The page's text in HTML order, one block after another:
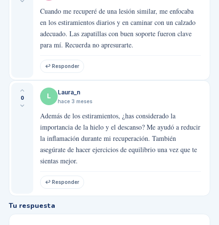
Cuando me recuperé de una lesión similar, me enfocaba
en los estiramientos diarios y en caminar con un calzado
adecuado. Las zapatillas con buen soporte fueron clave
para mí. Recuerda no apresurarte.
↩ Responder
0 L Laura_n
hace 3 meses
Además de los estiramientos, ¿has considerado la
importancia de la hielo y el descanso? Me ayudó a reducir
la inflamación durante mi recuperación. También
asegúrate de hacer ejercicios de equilibrio una vez que te
sientas mejor.
↩ Responder
Tu respuesta